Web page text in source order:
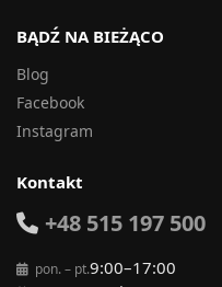
BĄDŹ NA BIEŻĄCO
Blog
Facebook
Instagram
Kontakt
+48 515 197 500
pon. – pt.9:00–17:00